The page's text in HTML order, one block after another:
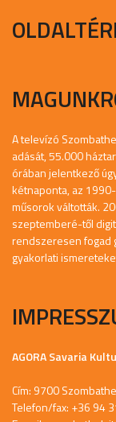
A televízó
adását, 55.000
órában jelentkező
kétnaponta, az
műsorok váltották.
szeptemberé-től
rendszeresen fogad
gyakorlati
AGORA Savaria
Cím: 9700
Telefon/fax: +36 94